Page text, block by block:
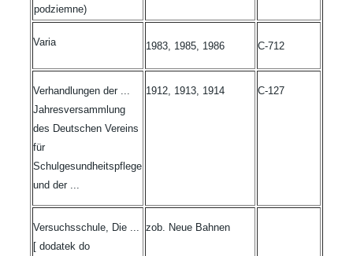
podziemne)
Varia 1983, 1985, 1986 C-712
Verhandlungen der ...
Jahresversammlung
des Deutschen Vereins
für
Schulgesundheitspflege
und der ...
1912, 1913, 1914 C-127
Versuchsschule, Die ...
[ dodatek do
zob. Neue Bahnen